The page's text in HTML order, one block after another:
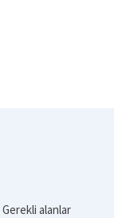
Gerekli alanlar